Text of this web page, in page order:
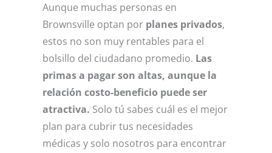
Aunque muchas personas en
Brownsville optan por planes privados,
estos no son muy rentables para el
bolsillo del ciudadano promedio. Las
primas a pagar son altas, aunque la
relación costo-beneficio puede ser
atractiva. Solo tú sabes cuál es el mejor
plan para cubrir tus necesidades
médicas y solo nosotros para encontrar